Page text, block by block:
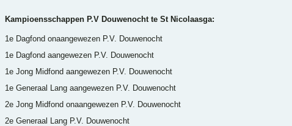
Kampioensschappen P.V Douwenocht te St Nicolaasga:
1e Dagfond onaangewezen P.V. Douwenocht
1e Dagfond aangewezen P.V. Douwenocht
1e Jong Midfond aangewezen P.V. Douwenocht
1e Generaal Lang aangewezen P.V. Douwenocht
2e Jong Midfond onaangewezen P.V. Douwenocht
2e Generaal Lang P.V. Douwenocht